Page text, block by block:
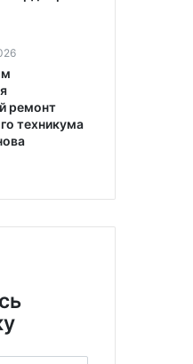
ремонт
техникума